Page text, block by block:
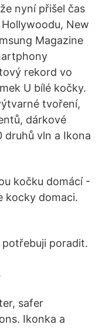
nyní přišel čas
New
Magazine
rekord vo
U bílé kočky.
tvoření,
dárkové
vln a Ikona
kočku domácí -
kocky domaci.
potřebuji poradit.
safer
Ikonka a